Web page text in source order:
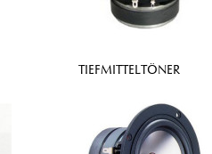
TIEFMITTELTÖNER